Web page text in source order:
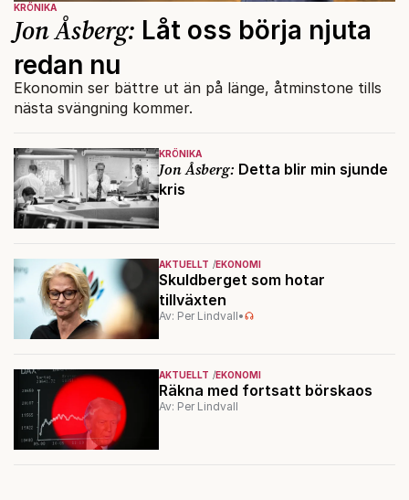
KRÖNIKA
Jon Åsberg: Detta blir min sjunde
kris
AKTUELLT EKONOMI
Skuldberget som hotar
tillväxten
Av: Per Lindvall•
AKTUELLT EKONOMI
Räkna med fortsatt börskaos
Av: Per Lindvall
KRÖNIKA
Jon Åsberg: Låt oss börja njuta
redan nu
Ekonomin ser bättre ut än på länge, åtminstone tills
nästa svängning kommer.